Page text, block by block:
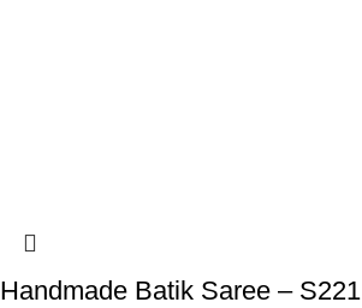
Handmade Batik Saree – S221